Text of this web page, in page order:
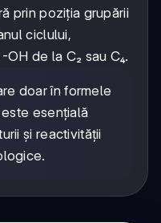
prin poziția grupării
ciclului,
de la C₂ sau C₄.
doar în formele
esențială
și reactivității